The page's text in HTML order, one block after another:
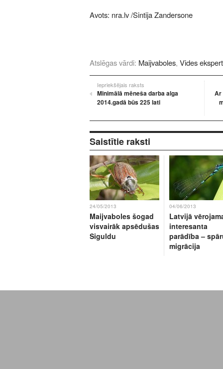
Avots: nra.lv/Sintija Zandersone
Atslēgas vārdi: Maijvaboles, Vides
Iepriekšējais raksts
Minimālā mēneša darba alga
2014.gadā būs 225 lati
Ar
Saistītie raksti
24/05/2013
Maijvaboles šogad
visvairāk apsēdušas
Siguldu
04/06/2013
Latvijā
interesanta
parādība –
migrācija